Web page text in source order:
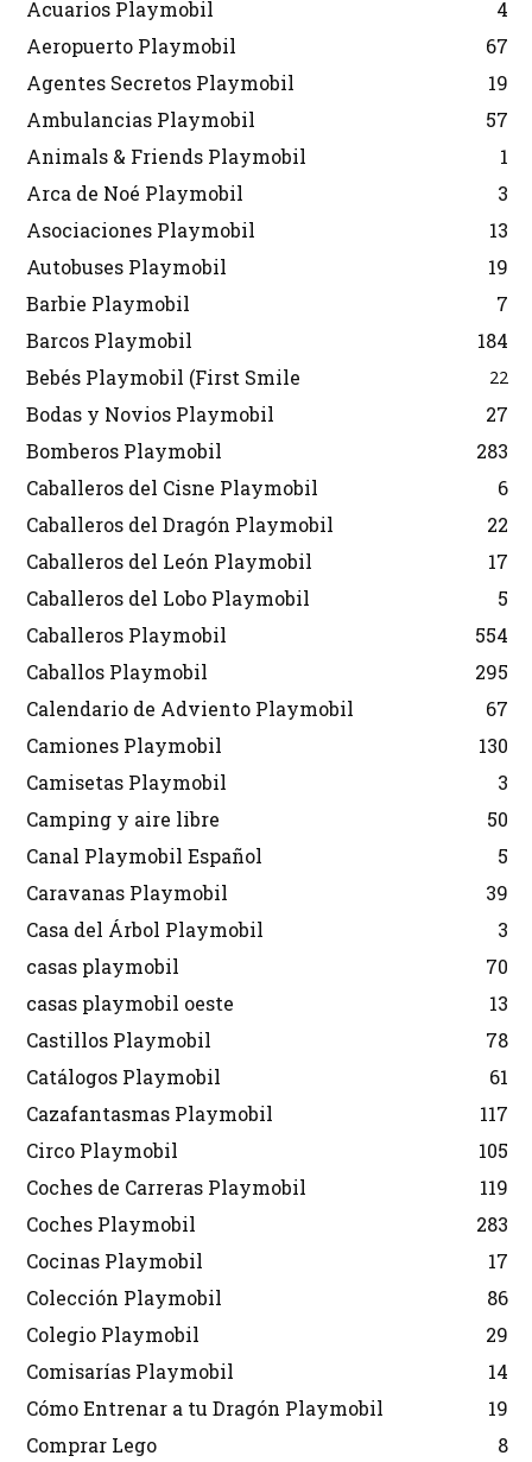
Acuarios Playmobil
4
Aeropuerto Playmobil
67
Agentes Secretos Playmobil
19
Ambulancias Playmobil
57
Animals & Friends Playmobil
1
Arca de Noé Playmobil
3
Asociaciones Playmobil
13
Autobuses Playmobil
19
Barbie Playmobil
7
Barcos Playmobil
184
Bebés Playmobil (First Smile
22
Bodas y Novios Playmobil
27
Bomberos Playmobil
283
Caballeros del Cisne Playmobil
6
Caballeros del Dragón Playmobil
22
Caballeros del León Playmobil
17
Caballeros del Lobo Playmobil
5
Caballeros Playmobil
554
Caballos Playmobil
295
Calendario de Adviento Playmobil
67
Camiones Playmobil
130
Camisetas Playmobil
3
Camping y aire libre
50
Canal Playmobil Español
5
Caravanas Playmobil
39
Casa del Árbol Playmobil
3
casas playmobil
70
casas playmobil oeste
13
Castillos Playmobil
78
Catálogos Playmobil
61
Cazafantasmas Playmobil
117
Circo Playmobil
105
Coches de Carreras Playmobil
119
Coches Playmobil
283
Cocinas Playmobil
17
Colección Playmobil
86
Colegio Playmobil
29
Comisarías Playmobil
14
Cómo Entrenar a tu Dragón Playmobil
19
Comprar Lego
8